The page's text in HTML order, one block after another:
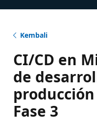
Kembali
CI/CD en
de
Fase 3